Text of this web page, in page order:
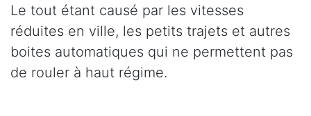
Le tout étant causé par les vitesses
réduites en ville, les petits trajets et autres
boites automatiques qui ne permettent pas
de rouler à haut régime.